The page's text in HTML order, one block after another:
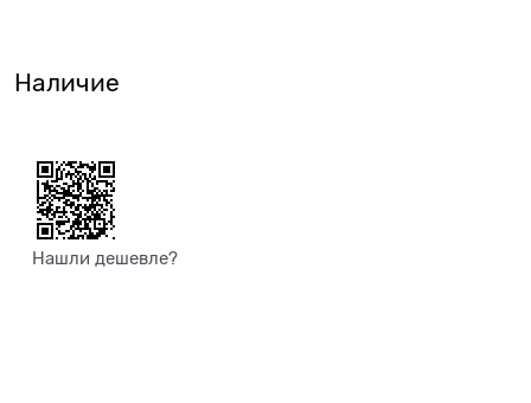
Наличие
Нашли дешевле?